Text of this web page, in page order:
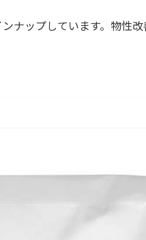
ナップしています。物性